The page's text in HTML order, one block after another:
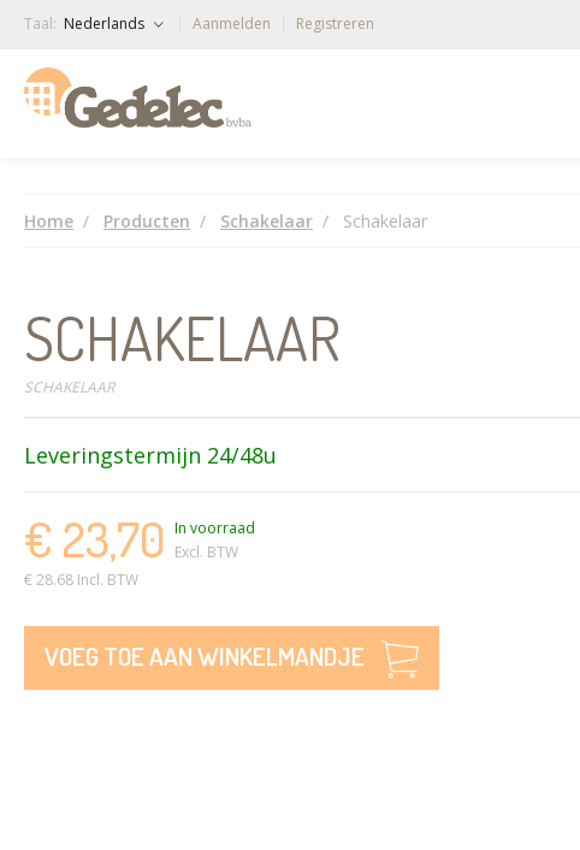
Taal: Nederlands Aanmelden Registreren
Home Producten Schakelaar Schakelaar
SCHAKELAAR
SCHAKELAAR
Leveringstermijn 24/48u
€ 23,70 In voorraad
Excl. BTW
€ 28.68 Incl. BTW
VOEG TOE AAN WINKELMANDJE